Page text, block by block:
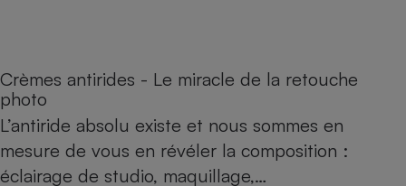
Crèmes antirides - Le miracle de la retouche
photo
L’antiride absolu existe et nous sommes en
mesure de vous en révéler la composition :
éclairage de studio, maquillage,…